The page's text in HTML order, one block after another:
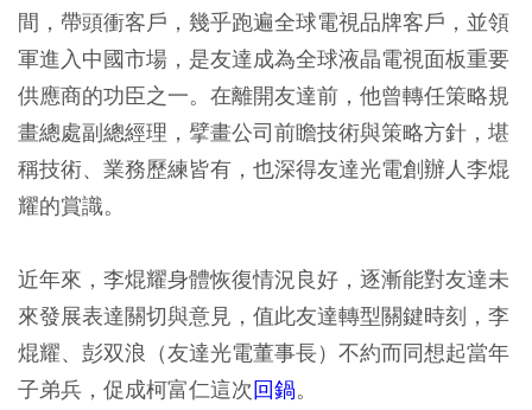
間，帶頭衝客戶，幾乎跑遍全球電視品牌客戶，並領
軍進入中國市場，是友達成為全球液晶電視面板重要
供應商的功臣之一。在離開友達前，他曾轉任策略規
畫總處副總經理，擘畫公司前瞻技術與策略方針，堪
稱技術、業務歷練皆有，也深得友達光電創辦人李焜
耀的賞識。
近年來，李焜耀身體恢復情況良好，逐漸能對友達未
來發展表達關切與意見，值此友達轉型關鍵時刻，李
焜耀、彭双浪（友達光電董事長）不約而同想起當年
子弟兵，促成柯富仁這次回鍋。